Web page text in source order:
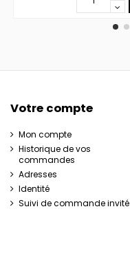
Votre compte
Mon compte
Historique de vos
commandes
Adresses
Identité
Suivi de commande invité